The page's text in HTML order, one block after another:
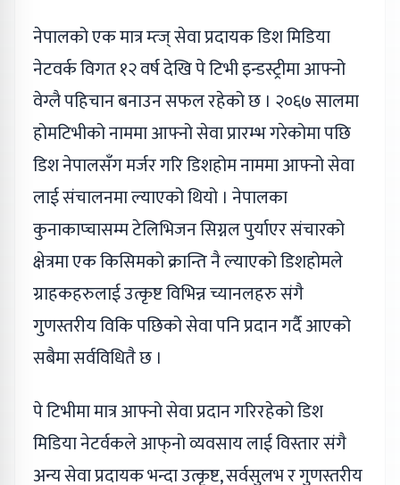
नेपालको एक मात्र म्त्ज् सेवा प्रदायक डिश मिडिया
नेटवर्क विगत १२ वर्ष देखि पे टिभी इन्डस्ट्रीमा आफ्नो
वेग्लै पहिचान बनाउन सफल रहेको छ । २०६७ सालमा
होमटिभीको नाममा आफ्नो सेवा प्रारम्भ गरेकोमा पछि
डिश नेपालसँग मर्जर गरि डिशहोम नाममा आफ्नो सेवा
लाई संचालनमा ल्याएको थियो । नेपालका
कुनाकाप्चासम्म टेलिभिजन सिग्नल पुर्याएर संचारको
क्षेत्रमा एक किसिमको क्रान्ति नै ल्याएको डिशहोमले
ग्राहकहरुलाई उत्कृष्ट विभिन्न च्यानलहरु संगै
गुणस्तरीय विकि पछिको सेवा पनि प्रदान गर्दै आएको
सबैमा सर्वविधितै छ ।
पे टिभीमा मात्र आफ्नो सेवा प्रदान गरिरहेको डिश
मिडिया नेटर्वकले आफ्‌नो व्यवसाय लाई विस्तार संगै
अन्य सेवा प्रदायक भन्दा उत्कृष्ट, सर्वसुलभ र गुणस्तरीय